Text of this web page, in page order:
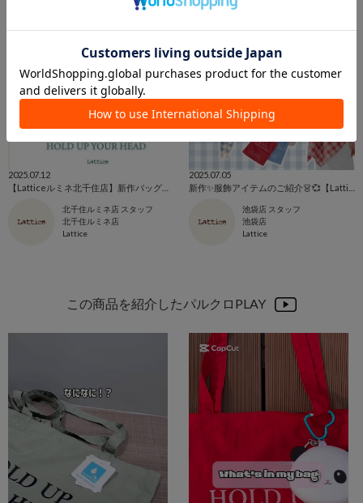
2025.07.12
北千住ルミネ店 スタッフ
北千住ルミネ店
Lattice
2025.07.05
池袋店 スタッフ
池袋店
Lattice
この商品を紹介したパルクロPLAY